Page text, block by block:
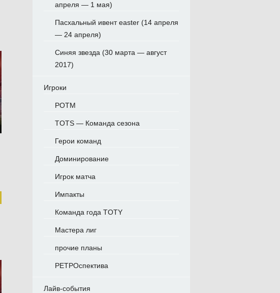
апреля — 1 мая)
Пасхальный ивент easter (14 апреля
— 24 апреля)
Синяя звезда (30 марта — август
2017)
Игроки
POTM
TOTS — Команда сезона
Герои команд
Доминирование
Игрок матча
Импакты
Команда года TOTY
Мастера лиг
прочие планы
РЕТРОспектива
Лайв-события